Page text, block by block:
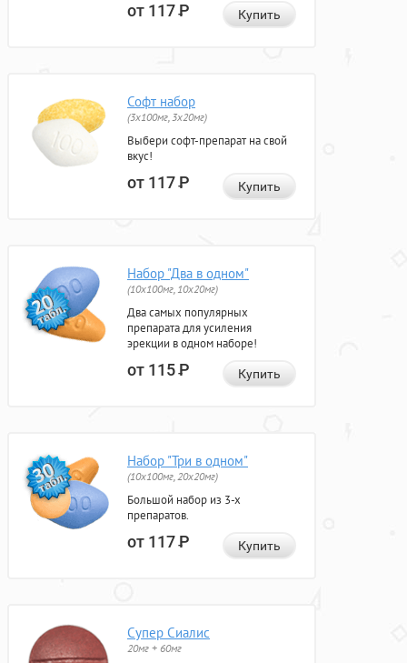
от 117Р Купить
Софт набор
(3x100мг, 3x20мг)
Выбери софт-препарат на свой
вкус!
от 117Р Купить
Набор "Два в одном"
(10x100мг, 10x20мг)
Два самых популярных
препарата для усиления
эрекции в одном наборе!
от 115Р Купить
Набор "Три в одном"
(10x100мг, 20x20мг)
Большой набор из 3-х
препаратов.
от 117Р Купить
Супер Сиалис
20мг + 60мг